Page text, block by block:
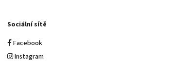
Sociální sítě
Facebook
Instagram